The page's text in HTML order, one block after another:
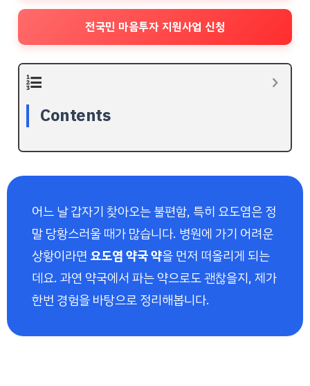
전국민 마음투자 지원사업 신청
Contents
어느 날 갑자기 찾아오는 불편함, 특히 요도염은 정
말 당황스러울 때가 많습니다. 병원에 가기 어려운
상황이라면 요도염 약국 약을 먼저 떠올리게 되는
데요. 과연 약국에서 파는 약으로도 괜찮을지, 제가
한번 경험을 바탕으로 정리해봅니다.